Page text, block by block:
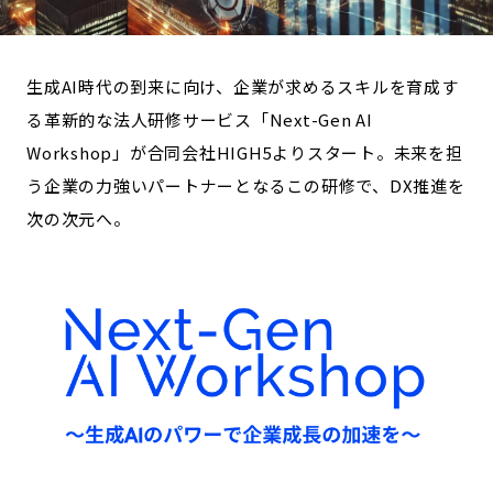
香川エリア
愛媛エリア
佐賀エリア
長崎エリア
熊本エリア
大分エリア
宮崎エリア
鹿児島エリア
沖縄エリア
特集コンテンツ
地域を代表する 企業100選
プレスリリース
行政連携記事
MILCプロジェクト
選出企業特別対談
Localist
SDGsの先駆者
生成AI時代の到来に向け、企業が求めるスキルを育成す
る革新的な法人研修サービス「Next-Gen AI
Workshop」が合同会社HIGH5よりスタート。未来を担
う企業の力強いパートナーとなるこの研修で、DX推進を
次の次元へ。